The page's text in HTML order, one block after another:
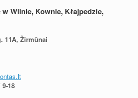
Wilnie, Kownie, Kłajpedzie,
11A, Žirmūnai
18